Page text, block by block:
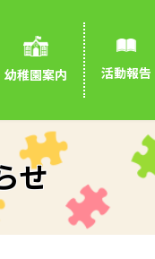
幼稚園案内 活動報告
せ